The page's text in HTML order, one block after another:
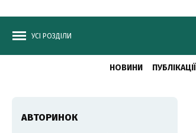
УСІ РОЗДІЛИ
НОВИНИ ПУБЛІКАЦІЇ
АВТОРИНОК